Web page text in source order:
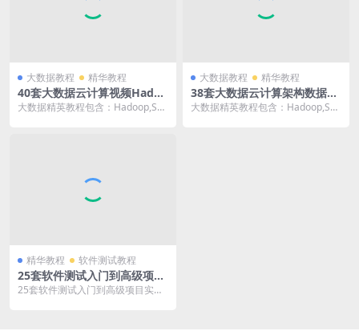
大数据教程 精华教程
40套大数据云计算视频Hadoo
p,Flink,Spark,Storm入门高
大数据精英教程包含：Hadoop,Spa
大数据教程 精华教程
38套大数据云计算架构数据分
析师开发视频,Hadoop,Spar
大数据精英教程包含：Hadoop,Spa
精华教程 软件测试教程
25套软件测试入门到高级项目
实战案例教程python自动化J
25套软件测试入门到高级项目实战